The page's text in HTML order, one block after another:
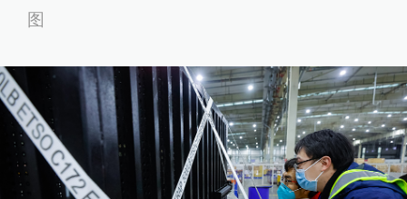
图